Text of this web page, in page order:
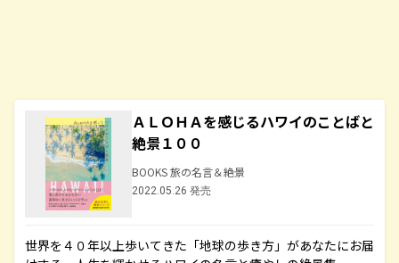
ＡＬＯＨＡを感じるハワイのことばと
絶景１００
BOOKS 旅の名言＆絶景
2022.05.26 発売
世界を４０年以上歩いてきた「地球の歩き方」があなたにお届